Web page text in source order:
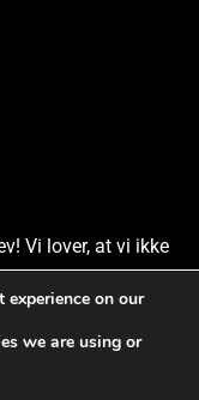
Vi lover, at vi ikke
Alle rettigheder
on our
we are using or